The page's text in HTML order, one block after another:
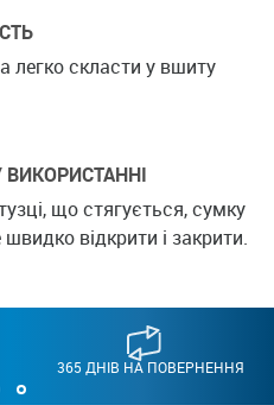
легко скласти у вшиту
ВИКОРИСТАННІ
що стягується, сумку
відкрити і закрити.
365 ДНІВ НА ПОВЕРНЕННЯ